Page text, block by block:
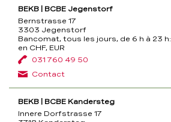
BEKB | BCBE Jegenstorf
Bernstrasse 17
3303 Jegenstorf
Bancomat, tous les jours, de 6 h à 23 h:
en CHF, EUR
031 760 49 50
Contact
BEKB | BCBE Kandersteg
Innere Dorfstrasse 17